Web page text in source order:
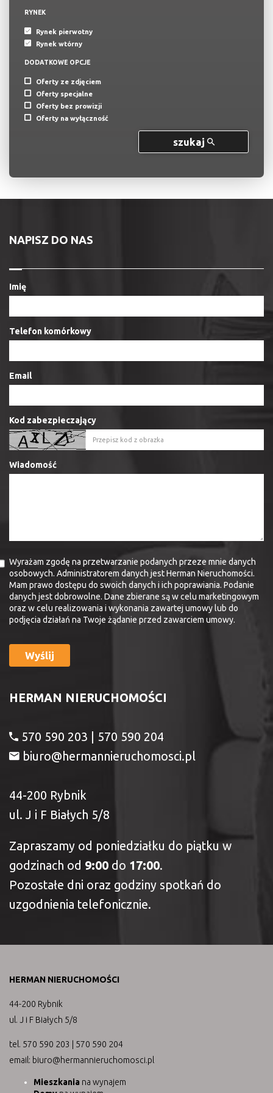
RYNEK
Rynek pierwotny
Rynek wtórny
DODATKOWE OPCJE
Oferty ze zdjęciem
Oferty specjalne
Oferty bez prowizji
Oferty na wyłączność
szukaj
NAPISZ DO NAS
Imię
Telefon komórkowy
Email
Kod zabezpieczający
Wiadomość
Wyrażam zgodę na przetwarzanie podanych przeze mnie danych
osobowych. Administratorem danych jest Herman Nieruchomości.
Mam prawo dostępu do swoich danych i ich poprawiania. Podanie
danych jest dobrowolne. Dane zbierane są w celu marketingowym
oraz w celu realizowania i wykonania zawartej umowy lub do
podjęcia działań na Twoje żądanie przed zawarciem umowy.
HERMAN NIERUCHOMOŚCI
570 590 203 | 570 590 204
biuro@hermannieruchomosci.pl
44-200 Rybnik
ul. J i F Białych 5/8
Zapraszamy od poniedziałku do piątku w
godzinach od 9:00 do 17:00.
Pozostałe dni oraz godziny spotkań do
uzgodnienia telefonicznie.
HERMAN NIERUCHOMOŚCI
44-200 Rybnik
ul. J i F Białych 5/8
tel. 570 590 203 | 570 590 204
email: biuro@hermannieruchomosci.pl
Mieszkania na wynajem